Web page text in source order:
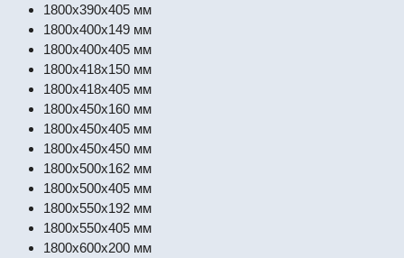
1800x390x405 мм
1800x400x149 мм
1800x400x405 мм
1800x418x150 мм
1800x418x405 мм
1800x450x160 мм
1800x450x405 мм
1800x450x450 мм
1800x500x162 мм
1800x500x405 мм
1800x550x192 мм
1800x550x405 мм
1800x600x200 мм